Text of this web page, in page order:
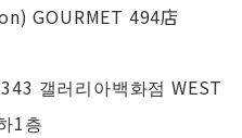
GOURMET 494店
갤러리아백화점 WEST
1층